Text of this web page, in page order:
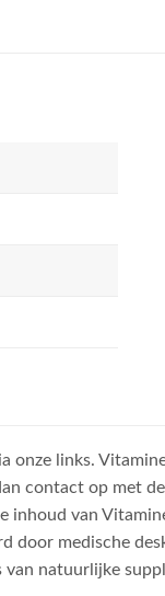
onze links.
contact op met
inhoud van
door medische
van natuurlijke